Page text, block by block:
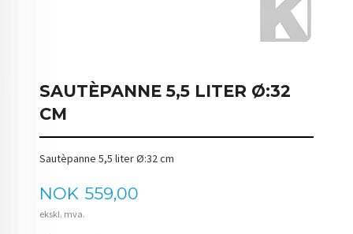
SAUTÈPANNE 5,5 LITER Ø:32
CM
Sautèpanne 5,5 liter Ø:32 cm
Pris
NOK 559,00
ekskl. mva.